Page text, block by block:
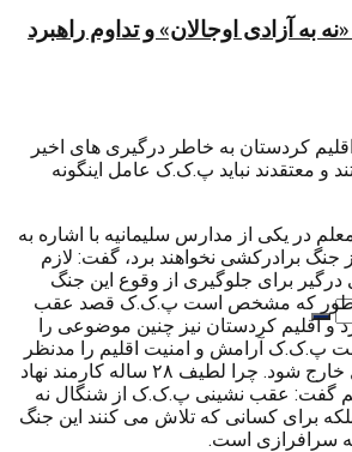
«نه به آزادی اوجالان» و تداوم راهبرد
کردستان به خاطر درگیری های اخیر
معتقدند نباید پ.ک.ک عامل اینگونه
۴۵ ساله معلم در یکی از مدارس سلیمانیه با اشاره به
جنگ برادرکشی نخواهند برد، گفت: لازم
برای جلوگیری از وقوع این جنگ
آنطور که مشخص است پ.ک.ک قصد عقب
و اقلیم کردستان نیز چنین موضوعی را
پ.ک.ک آرامش و امنیت اقلیم را مدنظر
داشته باشد و از شنگال خارج شود. چرا لطیف ۲۸ ساله کارمند نهاد
گفت: عقب نشینی پ.ک.ک از شنگال نه
برای کسانی که تلاش می کنند این جنگ
سرافرازی است.